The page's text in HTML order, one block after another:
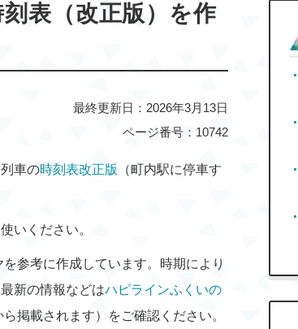
表（改正版）を作
最終更新日：2026年3月13日
ページ番号：10742
車の時刻表改正版
（町内駅に停車す
いください。
参考に作成しています。時期により
新の情報などはハピラインふくいの
掲載されます）をご確認ください。